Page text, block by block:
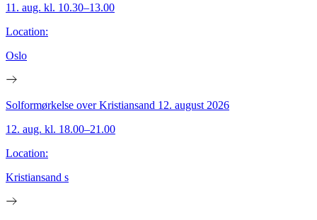
11. aug. kl. 10.30–13.00
Location:
Oslo
Solformørkelse over Kristiansand 12. august 2026
12. aug. kl. 18.00–21.00
Location:
Kristiansand s